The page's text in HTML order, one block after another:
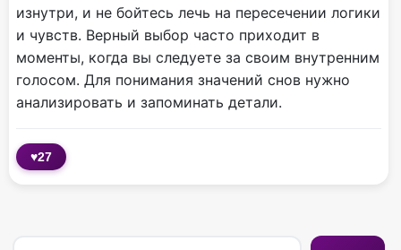
изнутри, и не бойтесь лечь на пересечении логики
и чувств. Верный выбор часто приходит в
моменты, когда вы следуете за своим внутренним
голосом. Для понимания значений снов нужно
анализировать и запоминать детали.
♥27